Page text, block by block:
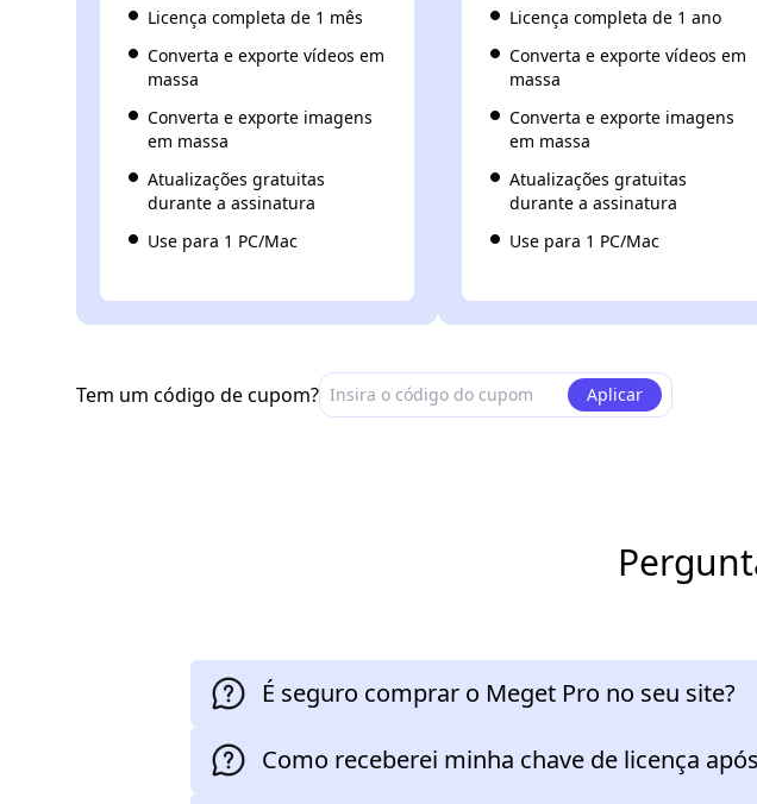
Licença completa de 1 mês
Converta e exporte vídeos em
massa
Converta e exporte imagens
em massa
Atualizações gratuitas
durante a assinatura
Use para 1 PC/Mac
Licença completa de 1 ano
Converta e exporte vídeos em
massa
Converta e exporte imagens
em massa
Atualizações gratuitas
durante a assinatura
Use para 1 PC/Mac
Tem um código de cupom? Aplicar
É seguro comprar o Meget Pro no seu site?
Como receberei minha chave de licença